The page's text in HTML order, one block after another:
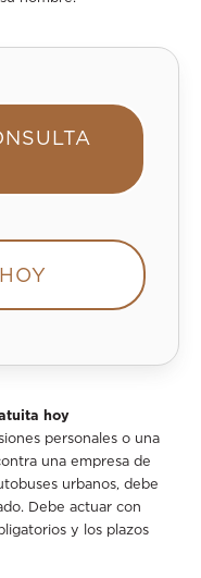
hoy
personales o una
una empresa de
urbanos, debe
Debe actuar con
y los plazos